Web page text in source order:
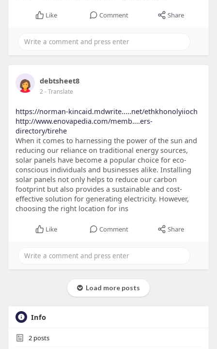
Like Comment Share
debtsheet8
2- Translate
https://norman-kincaid.mdwrite.....net/ethkhonolyiioch
http://www.enovapedia.com/memb....ers-
directory/tirehe
When it comes to harnessing the power of the sun and
reducing our reliance on traditional energy sources,
solar panels have become a popular choice for eco-
conscious individuals and businesses alike. Installing
solar panels not only helps to reduce our carbon
footprint but also provides a sustainable and cost-
effective solution for generating electricity. However,
choosing the right location for ins
Like Comment Share
Load more posts
Info
2posts